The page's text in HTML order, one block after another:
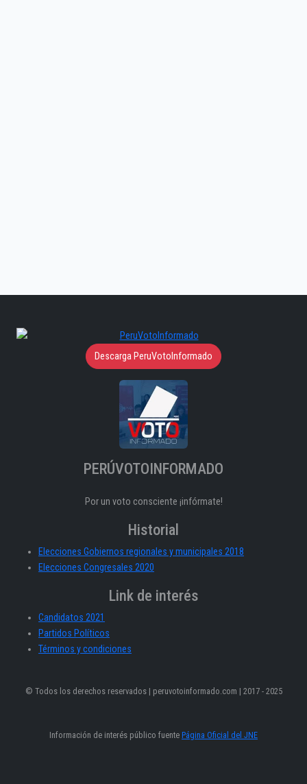
Descarga PeruVotoInformado
PERÚVOTOINFORMADO
Por un voto consciente ¡infórmate!
Historial
Elecciones Gobiernos regionales y municipales 2018
Elecciones Congresales 2020
Link de interés
Candidatos 2021
Partidos Políticos
Términos y condiciones
© Todos los derechos reservados | peruvotoinformado.com | 2017 - 2025
Información de interés público fuente Página Oficial del JNE